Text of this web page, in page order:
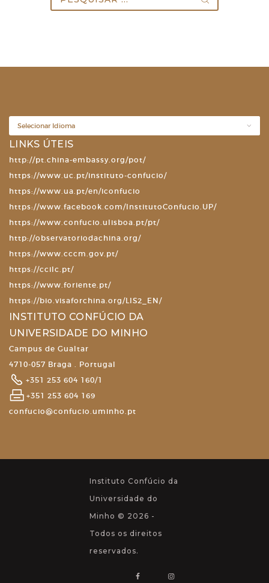
LINKS ÚTEIS
http://pt.china-embassy.org/pot/
https://www.uc.pt/instituto-confucio/
https://www.ua.pt/en/iconfucio
https://www.facebook.com/InstitutoConfucio.UP/
https://www.confucio.ulisboa.pt/pt/
http://observatoriodachina.org/
https://www.cccm.gov.pt/
https://ccilc.pt/
https://www.foriente.pt/
https://bio.visaforchina.org/LIS2_EN/
INSTITUTO CONFÚCIO DA
UNIVERSIDADE DO MINHO
Campus de Gualtar
4710-057 Braga . Portugal
+351 253 604 160/1
+351 253 604 169
confucio@confucio.uminho.pt
Instituto Confúcio da
Universidade do
Minho © 2026 -
Todos os direitos
reservados.